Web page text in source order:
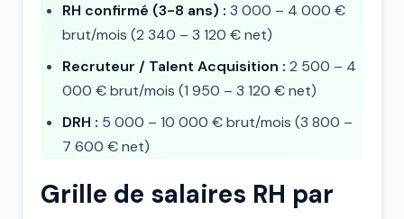
RH confirmé (3-8 ans) : 3 000 – 4 000 €
brut/mois (2 340 – 3 120 € net)
Recruteur / Talent Acquisition : 2 500 – 4
000 € brut/mois (1 950 – 3 120 € net)
DRH : 5 000 – 10 000 € brut/mois (3 800 –
7 600 € net)
Grille de salaires RH par